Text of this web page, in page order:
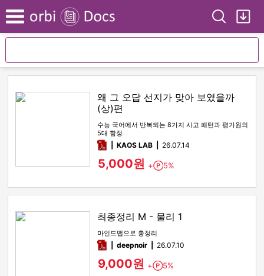
Menu Search
왜 그 오답 선지가 맞아 보였을까
(상)편
수능 국어에서 반복되는 8가지 사고 패턴과 평가원의
5대 함정
pdfKAOS LAB 26.07.14
5,000원 + Point
5%
최종정리 M - 물리 1
마인드맵으로 총정리
pdfdeepnoir 26.07.10
9,000원 + Point
5%